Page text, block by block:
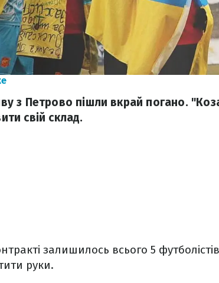
з Петрово пішли вкрай погано.
свій склад.
залишилось всього 5
руки.